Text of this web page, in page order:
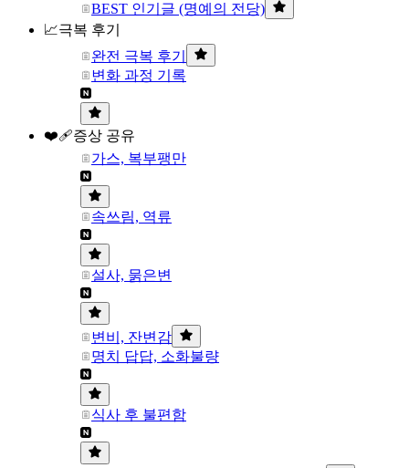
BEST 인기글 (명예의 전당)
📈극복 후기
완전 극복 후기
변화 과정 기록
❤️‍🩹증상 공유
가스, 복부팽만
속쓰림, 역류
설사, 묽은변
변비, 잔변감
명치 답답, 소화불량
식사 후 불편함